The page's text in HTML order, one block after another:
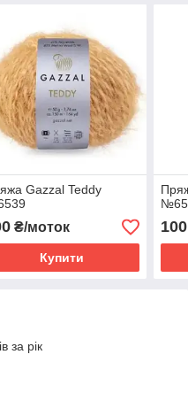
Gazzal Teddy
₴/моток
Купити
100
за рік